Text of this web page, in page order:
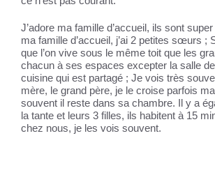
J’adore ma famille d’accueil, ils sont
ma famille d’accueil, j’ai 2 petites sœurs ;
que l’on vive sous le même toit que les
chacun à ses espaces excepter la salle
cuisine qui est partagé ; Je vois très
mère, le grand père, je le croise parfois
souvent il reste dans sa chambre. Il y a
la tante et leurs 3 filles, ils habitent à 15
chez nous, je les vois souvent.